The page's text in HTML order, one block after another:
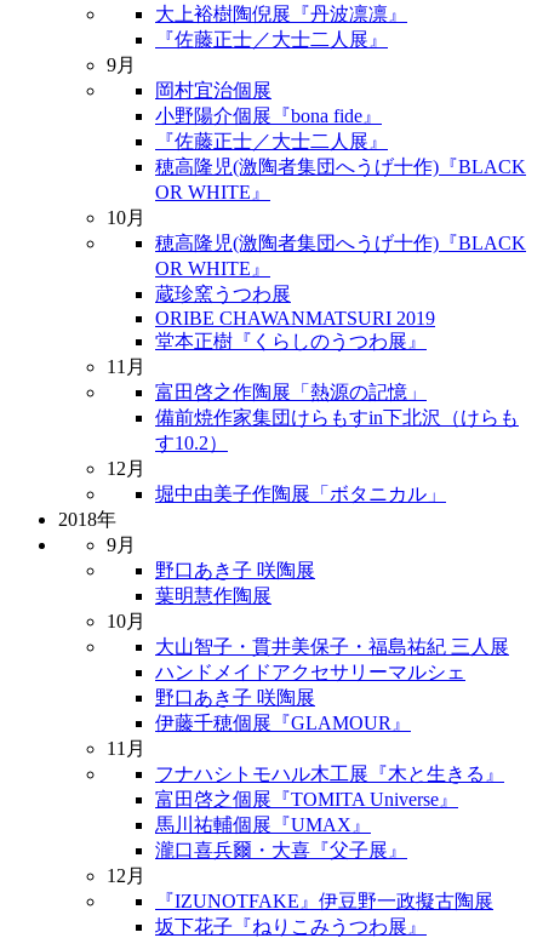
大上裕樹陶倪展『丹波凛凛』
『佐藤正士／大士二人展』
9月
岡村宜治個展
小野陽介個展『bona fide』
『佐藤正士／大士二人展』
穂高隆児(激陶者集団へうげ十作)『BLACK
OR WHITE』
10月
穂高隆児(激陶者集団へうげ十作)『BLACK
OR WHITE』
蔵珍窯うつわ展
ORIBE CHAWANMATSURI 2019
堂本正樹『くらしのうつわ展』
11月
富田啓之作陶展「熱源の記憶」
備前焼作家集団けらもすin下北沢（けらも
す10.2）
12月
堀中由美子作陶展「ボタニカル」
2018年
9月
野口あき子 咲陶展
葉明慧作陶展
10月
大山智子・貫井美保子・福島祐紀 三人展
ハンドメイドアクセサリーマルシェ
野口あき子 咲陶展
伊藤千穂個展『GLAMOUR』
11月
フナハシトモハル木工展『木と生きる』
富田啓之個展『TOMITA Universe』
馬川祐輔個展『UMAX』
瀧口喜兵爾・大喜『父子展』
12月
『IZUNOTFAKE』伊豆野一政擬古陶展
坂下花子『ねりこみうつわ展』